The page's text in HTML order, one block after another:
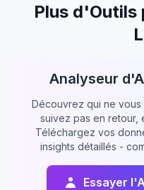
Plus d'Outils
Analyseur
Découvrez qui ne vous
suivez pas en retour,
Téléchargez vos
insights détaillés -
Essayer